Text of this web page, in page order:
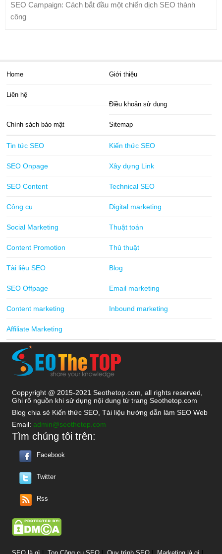
SEO Campaign: Cách bắt đầu một chiến dịch SEO thành
công
Home Giới thiệu
Liên hệ
Điều khoản sử dụng
Chính sách bảo mật Sitemap
Tin tức SEO Kiến thức SEO
SEO Onpage Xây dựng Link
SEO Content Technical SEO
Công cụ Digital marketing
Social Marketing Thuật toán
Content Promotion Thủ thuật
Tài liệu SEO Blog
SEO Offpage Email marketing
Content marketing Inbound marketing
Affiliate Marketing
Coppyright @ 2015-2021 Seothetop.com, all rights reserved,
Ghi rõ nguồn khi sử dụng nội dung từ trang Seothetop.com
Blog chia sẻ Kiến thức SEO, Tài liệu hướng dẫn làm SEO Web
Email: admin@seothetop.com
Tìm chúng tôi trên:
Facebook
Twitter
Rss